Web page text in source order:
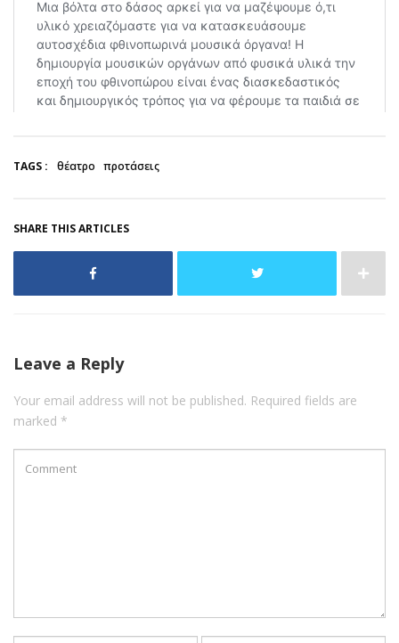
TAGS : θέατρο προτάσεις
SHARE THIS ARTICLES
Leave a Reply
Your email address will not be published. Required fields are
marked *